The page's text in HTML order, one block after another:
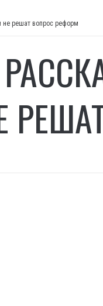
не решат вопрос реформ